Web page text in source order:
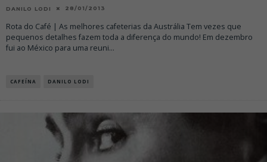
DANILO LODI 28/01/2013
Rota do Café | As melhores cafeterias da Austrália Tem vezes que
pequenos detalhes fazem toda a diferença do mundo! Em dezembro
fui ao México para uma reuni...
CAFEÍNA DANILO LODI